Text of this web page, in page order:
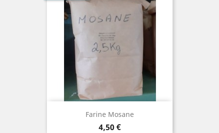
Farine Mosane
Prix
4,50 €